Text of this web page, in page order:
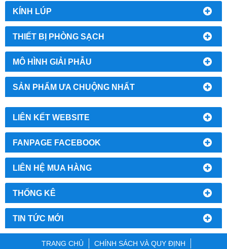
KÍNH LÚP
THIẾT BỊ PHÒNG SẠCH
MÔ HÌNH GIẢI PHẪU
SẢN PHẨM ƯA CHUỘNG NHẤT
LIÊN KẾT WEBSITE
FANPAGE FACEBOOK
LIÊN HỆ MUA HÀNG
THỐNG KÊ
TIN TỨC MỚI
TRANG CHỦ
CHÍNH SÁCH VÀ QUY ĐỊNH